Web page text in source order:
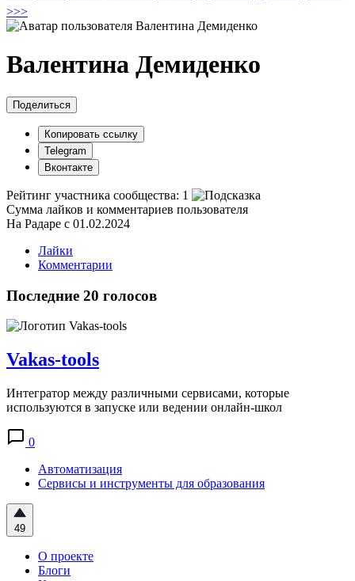
>>>
Валентина Демиденко
Поделиться
Копировать ссылку
Telegram
Вконтакте
Рейтинг участника сообщества: 1
Сумма лайков и комментариев пользователя
На Радаре с 01.02.2024
Лайки
Комментарии
Последние 20 голосов
Vakas-tools
Интегратор между различными сервисами, которые
используются в запуске или ведении онлайн-школ
0
Автоматизация
Сервисы и инструменты для образования
49
О проекте
Блоги